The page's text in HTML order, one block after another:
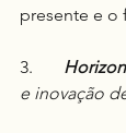
presente e o
e inovação